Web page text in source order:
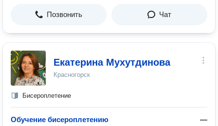
Позвонить Чат
Екатерина Мухутдинова
Красногорск
Бисероплетение
Обучение бисероплетению —